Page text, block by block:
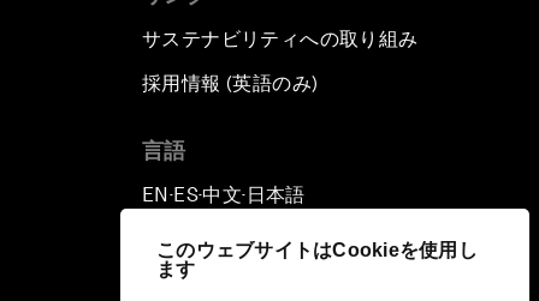
このウェブサイトはCookieを使用し
ます
サステナビリティへの取り組み
採用情報 (英語のみ)
言語
EN ▪ ES▪中文▪ 日本語